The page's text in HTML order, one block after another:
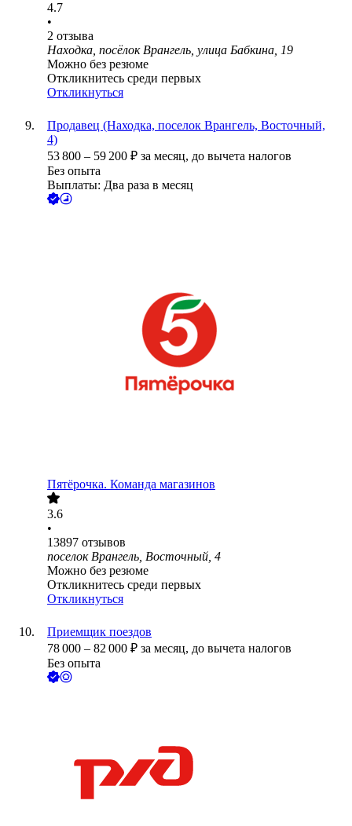
4.7
•
2 отзыва
Находка, посёлок Врангель, улица Бабкина, 19
Можно без резюме
Откликнитесь среди первых
Откликнуться
Продавец (Находка, поселок Врангель, Восточный,
4)
53 800 – 59 200 ₽ за месяц, до вычета налогов
Без опыта
Выплаты: Два раза в месяц
Пятёрочка. Команда магазинов
3.6
•
13897 отзывов
поселок Врангель, Восточный, 4
Можно без резюме
Откликнитесь среди первых
Откликнуться
Приемщик поездов
78 000 – 82 000 ₽ за месяц, до вычета налогов
Без опыта